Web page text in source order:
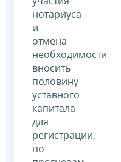
нотариуса
и
отмена
необходимости
вносить
половину
уставного
капитала
для
регистрации,
по